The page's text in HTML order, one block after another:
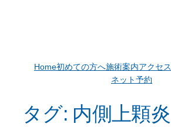
Home初めての方へ施術案内アクセス
ネット予約
タグ: 内側上顆炎